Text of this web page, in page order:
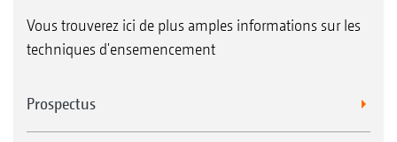
Vous trouverez ici de plus amples informations sur les
techniques d'ensemencement
Prospectus